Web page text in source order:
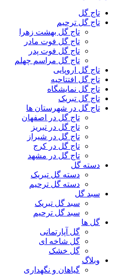
تاج گل
تاج گل ترحیم
تاج گل بهشت زهرا
تاج گل فوت مادر
تاج گل فوت پدر
تاج گل مراسم چهلم
تاج گل اروپایی
تاج گل افتتاحیه
تاج گل نمایشگاه
تاج گل تبریک
تاج گل در شهرستان ها
تاج گل در اصفهان
تاج گل در تبریز
تاج گل در شیراز
تاج گل در کرج
تاج گل در مشهد
دسته گل
دسته گل تبریک
دسته گل ترحیم
سبد گل
سبد گل تبریک
سبد گل ترحیم
گل ها
گل آپارتمانی
گل شاخه ای
گل خشک
وبلاگ
گیاهان و نگهداری